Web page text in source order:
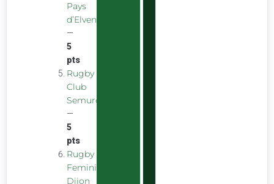
Pays
d’Elven
—
5
pts
Rugby
Club
Semurois
—
5
pts
Rugby
Feminin
Dijon